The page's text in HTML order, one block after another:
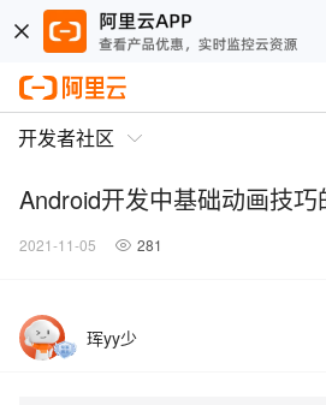
开发者社区
Android开发中基础动画技巧
2021-11-05 281
珲yy少